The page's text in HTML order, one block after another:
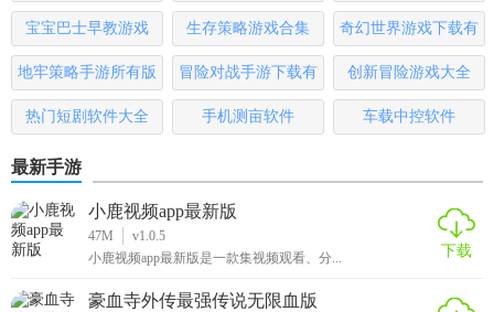
宝宝巴士早教游戏 生存策略游戏合集
奇幻世界游戏下载有
哪些
地牢策略手游所有版
本
冒险对战手游下载有
哪些
创新冒险游戏大全
热门短剧软件大全 手机测亩软件 车载中控软件
最新手游
小鹿视频app最新版
47M
v1.0.5
小鹿视频app最新版是一款集视频观看、分...
下载
豪血寺外传最强传说无限血版